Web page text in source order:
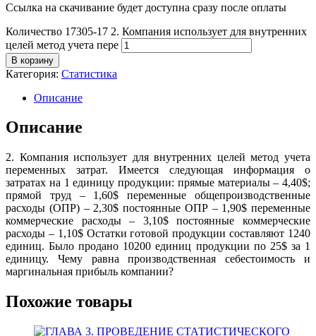
Ссылка на скачивание будет доступна сразу после оплаты
Количество 17305-17 2. Компания использует для внутренних
целей метод учета пере
В корзину
Категория: Статистика
Описание
Описание
2. Компания использует для внутренних целей метод учета
переменных затрат. Имеется следующая информация о
затратах на 1 единицу продукции: прямые материалы – 4,40$;
прямой труд – 1,60$ переменные общепроизводственные
расходы (ОПР) – 2,30$ постоянные ОПР – 1,90$ переменные
коммерческие расходы – 3,10$ постоянные коммерческие
расходы – 1,10$ Остатки готовой продукции составляют 1240
единиц. Было продано 10200 единиц продукции по 25$ за 1
единицу. Чему равна производственная себестоимость и
маргинальная прибыль компании?
Похожие товары